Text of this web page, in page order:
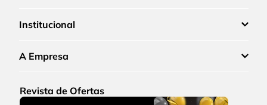
Institucional
A Empresa
Revista de Ofertas